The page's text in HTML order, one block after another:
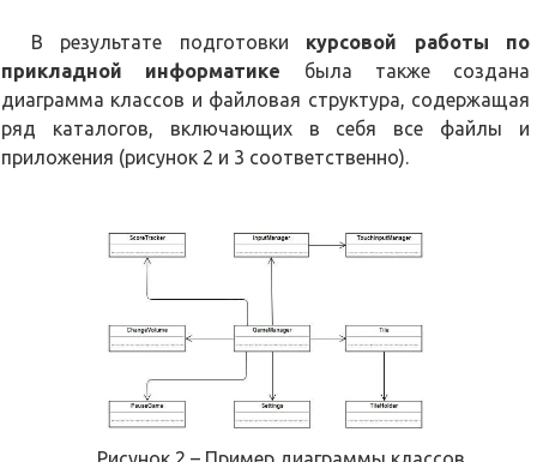
В результате подготовки курсовой работы по
прикладной информатике была также создана
диаграмма классов и файловая структура, содержащая
ряд каталогов, включающих в себя все файлы и
приложения (рисунок 2 и 3 соответственно).